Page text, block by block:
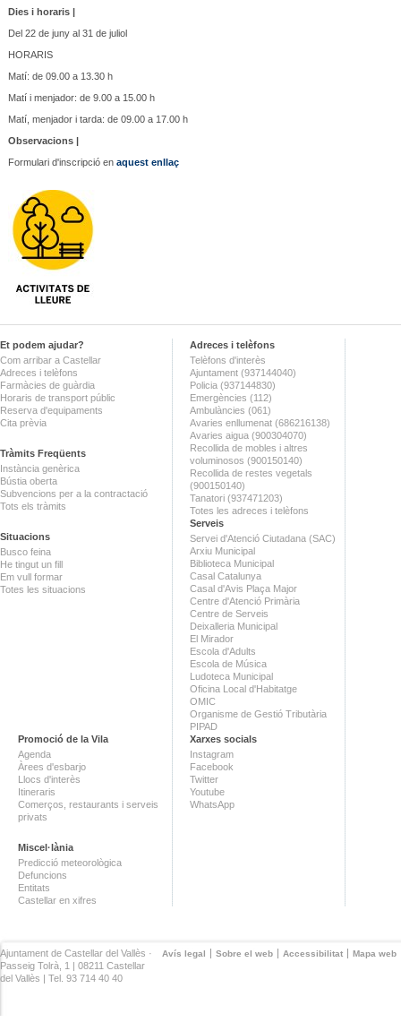
Dies i horaris |
Del 22 de juny al 31 de juliol
HORARIS
Matí: de 09.00 a 13.30 h
Matí i menjador: de 9.00 a 15.00 h
Matí, menjador i tarda: de 09.00 a 17.00 h
Observacions |
Formulari d'inscripció en aquest enllaç
Et podem ajudar?
Com arribar a Castellar
Adreces i telèfons
Farmàcies de guàrdia
Horaris de transport públic
Reserva d'equipaments
Cita prèvia
Tràmits Freqüents
Instància genèrica
Bústia oberta
Subvencions per a la contractació
Tots els tràmits
Situacions
Busco feina
He tingut un fill
Em vull formar
Totes les situacions
Adreces i telèfons
Telèfons d'interès
Ajuntament (937144040)
Policia (937144830)
Emergències (112)
Ambulàncies (061)
Avaries enllumenat (686216138)
Avaries aigua (900304070)
Recollida de mobles i altres
voluminosos (900150140)
Recollida de restes vegetals
(900150140)
Tanatori (937471203)
Totes les adreces i telèfons
Serveis
Servei d'Atenció Ciutadana (SAC)
Arxiu Municipal
Biblioteca Municipal
Casal Catalunya
Casal d'Avis Plaça Major
Centre d'Atenció Primària
Centre de Serveis
Deixalleria Municipal
El Mirador
Escola d'Adults
Escola de Música
Ludoteca Municipal
Oficina Local d'Habitatge
OMIC
Organisme de Gestió Tributària
PIPAD
Promoció de la Vila
Agenda
Àrees d'esbarjo
Llocs d'interès
Itineraris
Comerços, restaurants i serveis
privats
Miscel·lània
Predicció meteorològica
Defuncions
Entitats
Castellar en xifres
Xarxes socials
Instagram
Facebook
Twitter
Youtube
WhatsApp
Avís legal Sobre el web Accessibilitat Mapa web
Ajuntament de Castellar del Vallès ·
Passeig Tolrà, 1 | 08211 Castellar
del Vallès | Tel. 93 714 40 40